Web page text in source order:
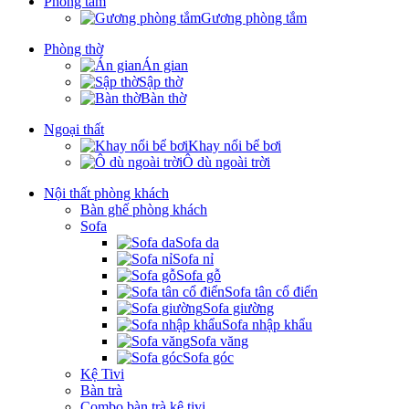
Gương phòng tắm
Phòng thờ
Án gian
Sập thờ
Bàn thờ
Ngoại thất
Khay nổi bể bơi
Ô dù ngoài trời
Nội thất phòng khách
Bàn ghế phòng khách
Sofa
Sofa da
Sofa nỉ
Sofa gỗ
Sofa tân cổ điển
Sofa giường
Sofa nhập khẩu
Sofa văng
Sofa góc
Kệ Tivi
Bàn trà